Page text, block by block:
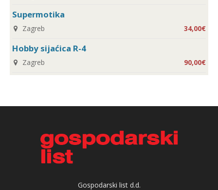
Supermotika
Zagreb 34,00€
Hobby sijaćica R-4
Zagreb 90,00€
Gospodarski list d.d.